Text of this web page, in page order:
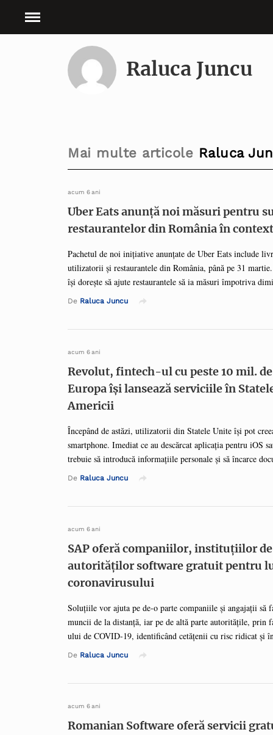
Raluca Juncu
Mai multe articole Raluca
acum 6 ani
Uber Eats anunță noi măsuri pentru
restaurantelor din România în
Pachetul de noi inițiative anunțate de Uber Eats include
utilizatorii și restaurantele din România, până pe 31
își dorește să ajute restaurantele să ia măsuri împotriva
livrarea de mâncare accesibilă pentru cât mai mulți
autoizoleze. Într-o perioadă în care restaurantele ...
De Raluca Juncu
acum 6 ani
Revolut, fintech-ul cu peste 10 mil.
Europa își lansează serviciile în
Americii
Începând de astăzi, utilizatorii din Statele Unite își pot
smartphone. Imediat ce au descărcat aplicația pentru iOS
trebuie să introducă informațiile personale și să încarce
iar contul lor va fi ulterior verificat în doar câteva minute.
Metropolitan Commercial Bank. Utilizatorii din SUA pot, de
primească salariul cu ...
De Raluca Juncu
acum 6 ani
SAP oferă companiilor, instituțiilor
autorităților software gratuit pentru
coronavirusului
Soluțiile vor ajuta pe de-o parte companiile și angajații să
muncii de la distanță, iar pe de altă parte autoritățile, prin
ului de COVID-19, identificând cetățenii cu risc ridicat și
resursele adecvate. Instituțiile de învățământ pot utiliza, de
analizăm nevoile și experiențele oamenilor devine critic
mediului economic și a societății ...
De Raluca Juncu
acum 6 ani
Romanian Software oferă servicii